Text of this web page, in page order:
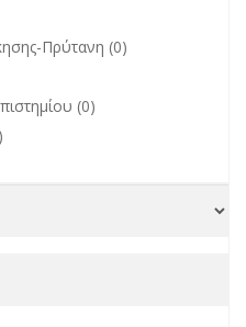
Πρύτανη (0)
(0)